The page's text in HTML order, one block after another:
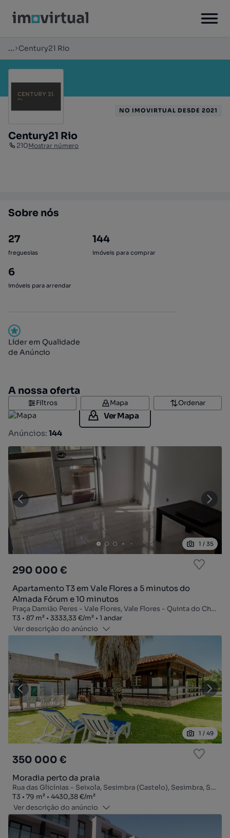
... Century21 Rio
Century21 Rio
210Mostrar número
NO IMOVIRTUAL DESDE 2021
Sobre nós
27
freguesias
144
imóveis para comprar
6
imóveis para arrendar
Líder em Qualidade
de Anúncio
A nossa oferta
Filtros Mapa Ordenar
Ver Mapa
Anúncios: 144
1 / 35
290 000 €
Apartamento T3 em Vale Flores a 5 minutos do
Almada Fórum e 10 minutos
Praça Damião Peres - Vale Flores, Vale Flores - Quinta do Chiado, Laranjeiro e Feijó, Almada, Setúbal
Tipologia
T3
Zona87 m²
Preço por metro quadrado
3333,33 €/m²
Andar
1 andar
Ver descrição do anúncio
1 / 49
350 000 €
Moradia perto da praia
Rua das Glicínias - Seixola, Sesimbra (Castelo), Sesimbra, Setúbal
Tipologia
T3
Zona79 m²
Preço por metro quadrado
4430,38 €/m²
Ver descrição do anúncio